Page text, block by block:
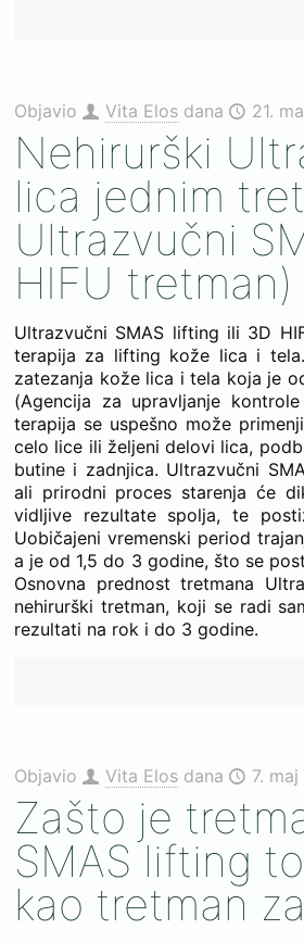
Objavio Vita Elos dana 21.
Nehirurški
lica jednim
Ultrazvučni
HIFU tretman)
Ultrazvučni SMAS lifting ili 3D
terapija za lifting kože lica i
zatezanja kože lica i tela koja je
(Agencija za upravljanje
terapija se uspešno može
celo lice ili željeni delovi lica,
butine i zadnjica. Ultrazvučni
ali prirodni proces starenja će
vidljive rezultate spolja, te
Uobičajeni vremenski period
a je od 1,5 do 3 godine, što se
Osnovna prednost tretmana
nehirurški tretman, koji se radi
rezultati na rok i do 3 godine.
Objavio Vita Elos dana 7.
Zašto je
SMAS lifting
kao tretman